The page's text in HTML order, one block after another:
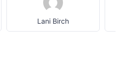
Lani Birch